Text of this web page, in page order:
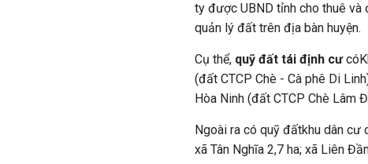
ty được UBND tỉnh cho thuê
quản lý đất trên địa bàn huyện.
Cụ thể, quỹ đất tái định cư
(đất CTCP Chè - Cà phê Di
Hòa Ninh (đất CTCP Chè Lâm
Ngoài ra có quỹ đấtkhu dân cư
xã Tân Nghĩa 2,7 ha; xã Liên